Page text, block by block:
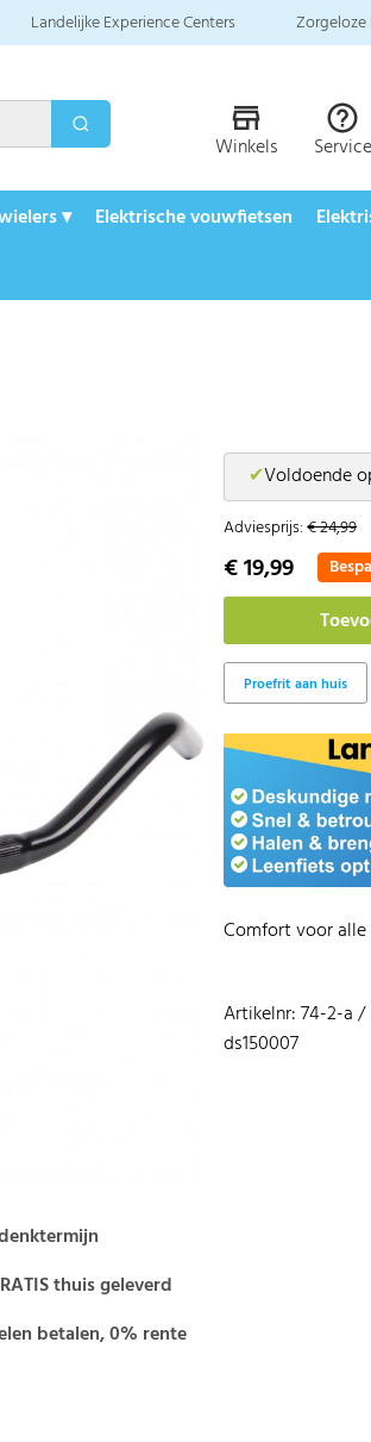
Landelijke Experience Centers
Winkels Service
▾ Elektrische vouwfietsen
thuis geleverd
betalen, 0% rente
✔Voldoende
Adviesprijs:€ 24,99
€ 19,99
Comfort voor alle
Artikelnr: 74-2-a /
ds150007